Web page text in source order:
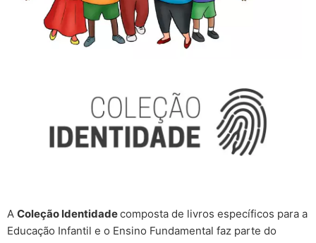
A Coleção Identidadecomposta de livros específicos para a
Educação Infantil e o Ensino Fundamental faz parte do